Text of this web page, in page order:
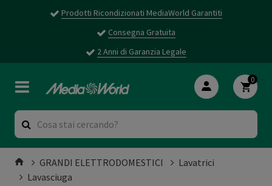
Prodotti Ricondizionati MediaWorld Garantiti
Consegna Gratuita
2 Anni di Garanzia Legale
0
GRANDI ELETTRODOMESTICI
Lavatrici
Lavasciuga